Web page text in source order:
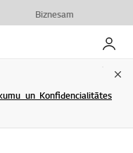
Biznesam
Mans
un Konfidencialitātes